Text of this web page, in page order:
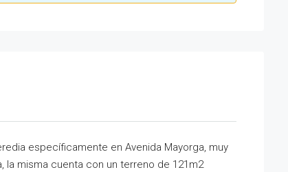
específicamente en Avenida Mayorga, muy
la misma cuenta con un terreno de 121m2